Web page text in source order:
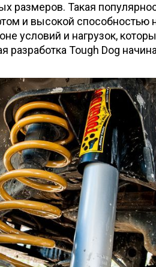
размеров. Такая
и высокой способностью
условий и нагрузок,
Tough Dog